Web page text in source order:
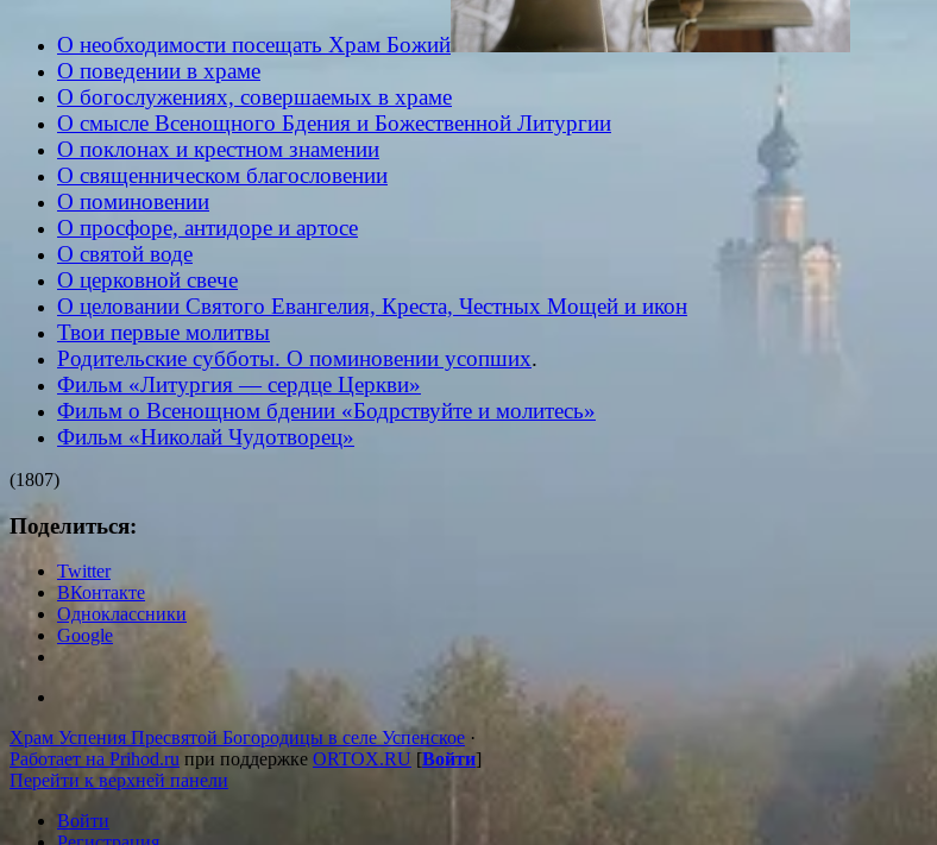
О необходимости посещать Храм Божий
О поведении в храме
О богослужениях, совершаемых в храме
О смысле Всенощного Бдения и Божественной Литургии
О поклонах и крестном знамении
О священническом благословении
О поминовении
О просфоре, антидоре и артосе
О святой воде
О церковной свече
О целовании Святого Евангелия, Креста, Честных Мощей и икон
Твои первые молитвы
Родительские субботы. О поминовении усопших.
Фильм «Литургия — сердце Церкви»
Фильм о Всенощном бдении «Бодрствуйте и молитесь»
Фильм «Николай Чудотворец»
(1807)
Поделиться:
Twitter
ВКонтакте
Одноклассники
Google
Храм Успения Пресвятой Богородицы в селе Успенское ·
Работает на Prihod.ru при поддержке ORTOX.RU [Войти]
Перейти к верхней панели
Войти